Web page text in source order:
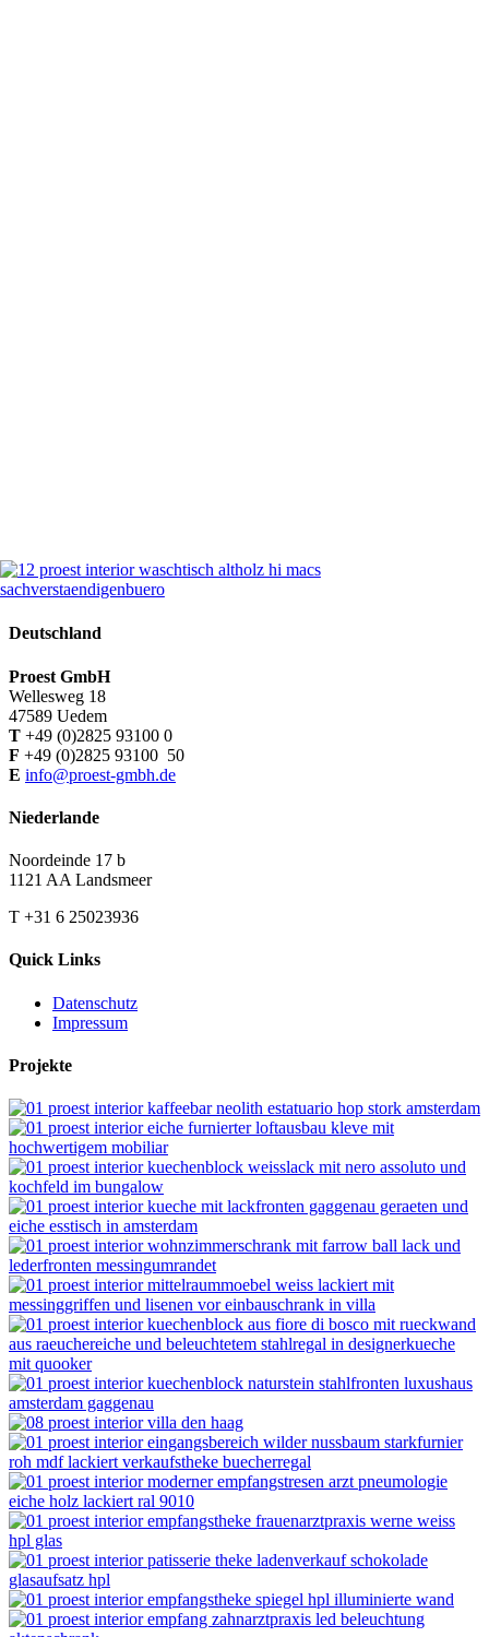
Deutschland
Proest GmbH
Wellesweg 18
47589 Uedem
T +49 (0)2825 93100 0
F +49 (0)2825 93100 50
E info@proest-gmbh.de
Niederlande
Noordeinde 17 b
1121 AA Landsmeer
T +31 6 25023936
Quick Links
Datenschutz
Impressum
Projekte